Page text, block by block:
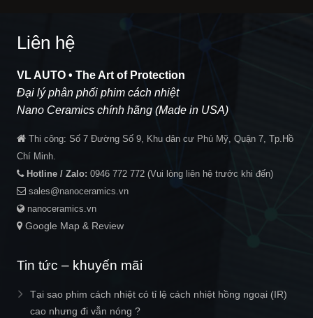
Liên hệ
VL AUTO • The Art of Protection
Đại lý phân phối phim cách nhiệt
Nano Ceramics chính hãng (Made in USA)
Thi công: Số 7 Đường Số 9, Khu dân cư Phú Mỹ, Quận 7, Tp.Hồ
Chí Minh.
Hotline / Zalo: 0946 772 772 (Vui lòng liên hệ trước khi đến)
sales@nanoceramics.vn
nanoceramics.vn
Google Map & Review
Tin tức – khuyến mãi
Tại sao phim cách nhiệt có tỉ lệ cách nhiệt hồng ngoại (IR)
cao nhưng đi vẫn nóng ?